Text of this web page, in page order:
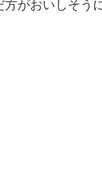
がおいしそう